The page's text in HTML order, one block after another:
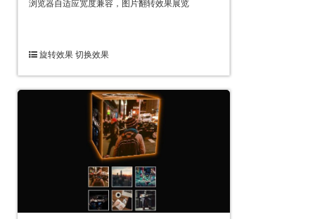
浏览器自适应宽度兼容，图片翻转效果展览
旋转效果 切换效果